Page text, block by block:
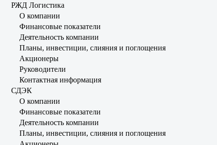
РЖД Логистика
О компании
Финансовые показатели
Деятельность компании
Планы, инвестиции, слияния и поглощения
Акционеры
Руководители
Контактная информация
СДЭК
О компании
Финансовые показатели
Деятельность компании
Планы, инвестиции, слияния и поглощения